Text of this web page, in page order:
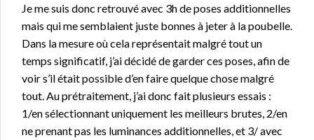
Je me suis donc retrouvé avec 3h de poses additionnelles
mais qui me semblaient juste bonnes à jeter à la poubelle.
Dans la mesure où cela représentait malgré tout un
temps significatif, j’ai décidé de garder ces poses, afin de
voir s’il était possible d’en faire quelque chose malgré
tout. Au prétraitement, j’ai donc fait plusieurs essais :
1/en sélectionnant uniquement les meilleurs brutes, 2/en
ne prenant pas les luminances additionnelles, et 3/ avec